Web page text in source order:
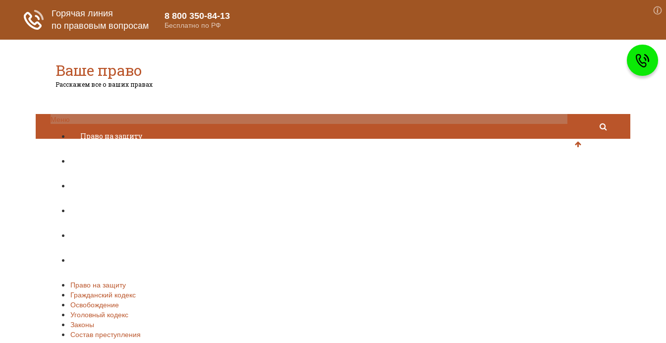
Ваше право
Расскажем все о ваших правах
Меню
Право на защиту
Право на защиту
Гражданский кодекс
Освобождение
Уголовный кодекс
Законы
Состав преступления